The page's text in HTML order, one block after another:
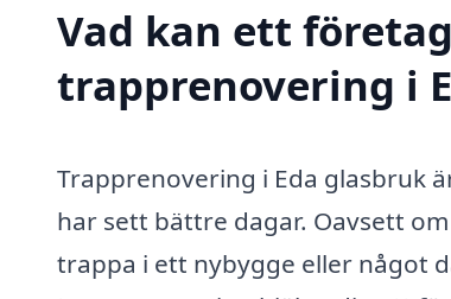
Vad kan ett
trapprenovering i
Trapprenovering i Eda glasbruk
har sett bättre dagar. Oavsett
trappa i ett nybygge eller något